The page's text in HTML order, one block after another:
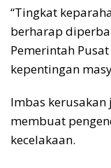
“Tingkat
berharap
Pemerintah
kepentingan
Imbas
membuat
kecelakaan.